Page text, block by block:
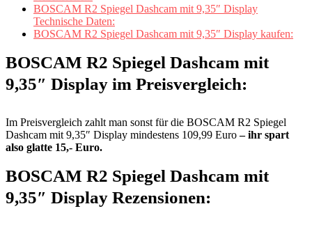
BOSCAM R2 Spiegel Dashcam mit 9,35″ Display
Technische Daten:
BOSCAM R2 Spiegel Dashcam mit 9,35″ Display kaufen:
BOSCAM R2 Spiegel Dashcam mit
9,35″ Display im Preisvergleich:
Im Preisvergleich zahlt man sonst für die BOSCAM R2 Spiegel
Dashcam mit 9,35″ Display mindestens 109,99 Euro– ihr spart
also glatte 15,- Euro.
BOSCAM R2 Spiegel Dashcam mit
9,35″ Display Rezensionen: